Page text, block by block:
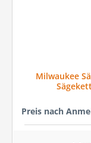
Milwaukee
Preis nach